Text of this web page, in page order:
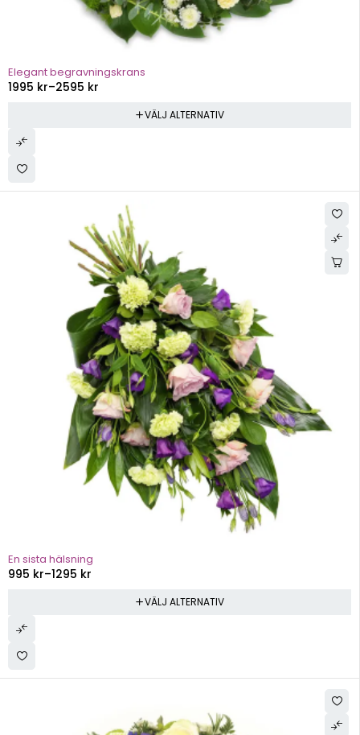
Elegant begravningskrans
1995 kr–2595 kr
VÄLJ ALTERNATIV
En sista hälsning
995 kr–1295 kr
VÄLJ ALTERNATIV